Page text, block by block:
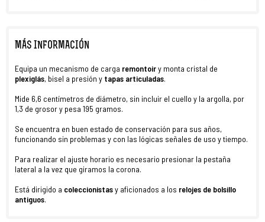
MÁS INFORMACIÓN
Equipa un mecanismo de carga remontoiry monta cristal de
plexiglás, bisel a presión y tapas articuladas.
Mide 6,6 centímetros de diámetro, sin incluir el cuello y la argolla, por
1,3 de grosor y pesa 195 gramos.
Se encuentra en buen estado de conservación para sus años,
funcionando sin problemas y con las lógicas señales de uso y tiempo.
Para realizar el ajuste horario es necesario presionar la pestaña
lateral a la vez que giramos la corona.
Está dirigido a coleccionistasy aficionados a los relojes de bolsillo
antiguos.